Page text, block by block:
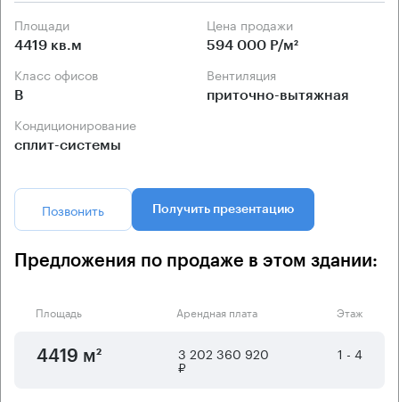
Площади
4419 кв.м
Цена продажи
594 000 Р/м²
Класс офисов
B
Вентиляция
приточно-вытяжная
Кондиционирование
сплит-системы
Позвонить Получить презентацию
Предложения по продаже в этом здании:
Площадь Арендная плата Этаж
4419 м² 3 202 360 920
₽
1 - 4